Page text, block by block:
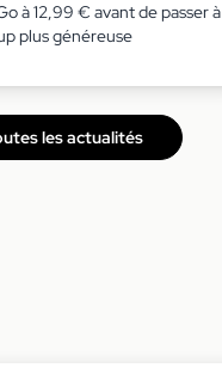
à 12,99 € avant de passer à
plus généreuse
les actualités